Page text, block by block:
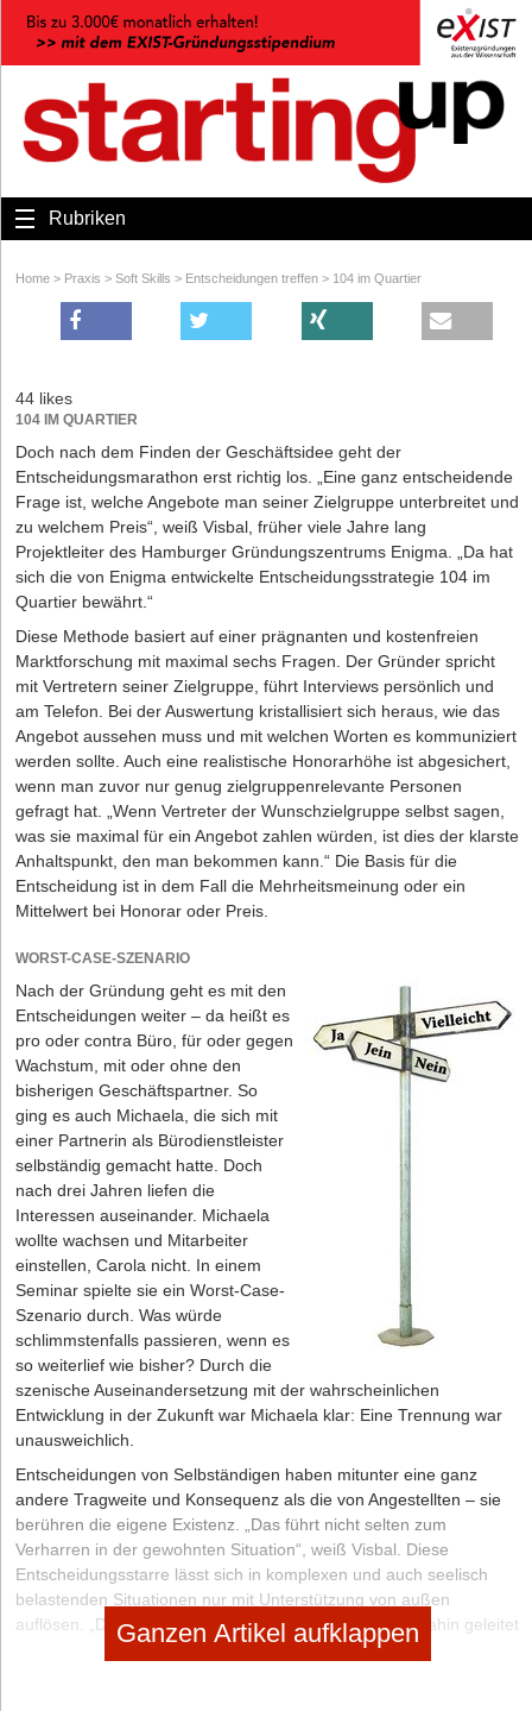
Rubriken
Home > Praxis > Soft Skills > Entscheidungen treffen > 104 im Quartier
44 likes
104 IM QUARTIER
Doch nach dem Finden der Geschäftsidee geht der
Entscheidungsmarathon erst richtig los. „Eine ganz entscheidende
Frage ist, welche Angebote man seiner Zielgruppe unterbreitet und
zu welchem Preis“, weiß Visbal, früher viele Jahre lang
Projektleiter des Hamburger Gründungszentrums Enigma. „Da hat
sich die von Enigma entwickelte Entscheidungsstrategie 104 im
Quartier bewährt.“
Diese Methode basiert auf einer prägnanten und kostenfreien
Marktforschung mit maximal sechs Fragen. Der Gründer spricht
mit Vertretern seiner Zielgruppe, führt Interviews persönlich und
am Telefon. Bei der Auswertung kristallisiert sich heraus, wie das
Angebot aussehen muss und mit welchen Worten es kommuniziert
werden sollte. Auch eine realistische Honorarhöhe ist abgesichert,
wenn man zuvor nur genug zielgruppenrelevante Personen
gefragt hat. „Wenn Vertreter der Wunschzielgruppe selbst sagen,
was sie maximal für ein Angebot zahlen würden, ist dies der klarste
Anhaltspunkt, den man bekommen kann.“ Die Basis für die
Entscheidung ist in dem Fall die Mehrheitsmeinung oder ein
Mittelwert bei Honorar oder Preis.
WORST-CASE-SZENARIO
Nach der Gründung geht es mit den
Entscheidungen weiter – da heißt es
pro oder contra Büro, für oder gegen
Wachstum, mit oder ohne den
bisherigen Geschäftspartner. So
ging es auch Michaela, die sich mit
einer Partnerin als Bürodienstleister
selbständig gemacht hatte. Doch
nach drei Jahren liefen die
Interessen auseinander. Michaela
wollte wachsen und Mitarbeiter
einstellen, Carola nicht. In einem
Seminar spielte sie ein Worst-Case-
Szenario durch. Was würde
schlimmstenfalls passieren, wenn es
so weiterlief wie bisher? Durch die
szenische Auseinandersetzung mit der wahrscheinlichen
Entwicklung in der Zukunft war Michaela klar: Eine Trennung war
unausweichlich.
Entscheidungen von Selbständigen haben mitunter eine ganz
andere Tragweite und Konsequenz als die von Angestellten – sie
berühren die eigene Existenz. „Das führt nicht selten zum
Verharren in der gewohnten Situation“, weiß Visbal. Diese
Entscheidungsstarre lässt sich in komplexen und auch seelisch
belastenden Situationen nur mit Unterstützung von außen
auflösen. „Der Gründer selbst sieht erst klar, wenn er dahin geleitet
wird.“ Das kann auch ganz einfach über die richtigen Fragen
Ganzen Artikel aufklappen